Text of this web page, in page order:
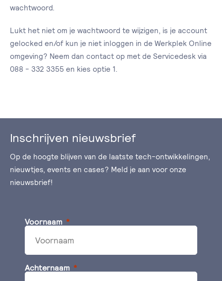
wachtwoord.
Lukt het niet om je wachtwoord te wijzigen, is je account
gelocked en/of kun je niet inloggen in de Werkplek Online
omgeving? Neem dan contact op met de Servicedesk via
088 - 332 3355 en kies optie 1.
Inschrijven nieuwsbrief
Op de hoogte blijven van de laatste tech-ontwikkelingen,
nieuwtjes, events en cases? Meld je aan voor onze
nieuwsbrief!
Voornaam
Achternaam